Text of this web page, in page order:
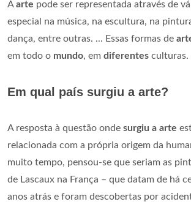
Aarte pode ser representada através de
especial na música, na escultura, na
dança, entre outras. ... Essas formas de
em todo o mundo, em diferentes culturas.
Em qual país surgiu a arte?
A resposta à questão onde surgiu a arte
relacionada com a própria origem da
muito tempo, pensou-se que seriam as
de Lascaux na França – que datam de há
anos atrás e foram descobertas por